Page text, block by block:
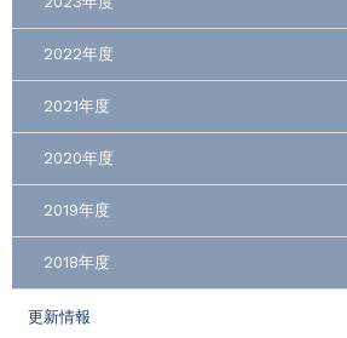
2022年度
2021年度
2020年度
2019年度
2018年度
更新情報